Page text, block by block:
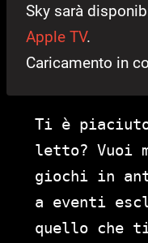
Sky sarà
Apple TV.
Caricamento in
Ti è
letto? Vuoi
giochi in
a eventi
quello che ti